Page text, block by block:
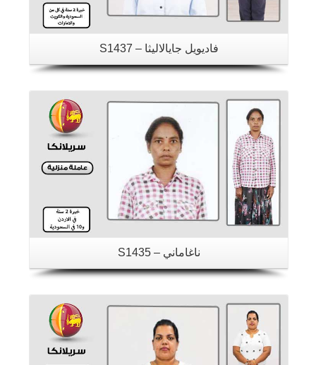
فاديويل جايالاليثا – S1437
ناغاماني – S1435